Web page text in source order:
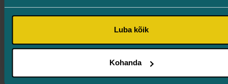
Luba kõik
Kohanda
Läätsevahetuse operatsioon
Pisioperatsioonid
Iluprotseduurid